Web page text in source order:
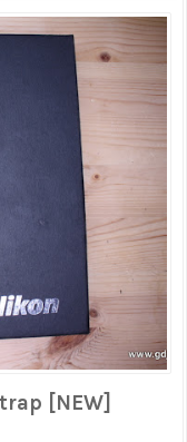
[NEW]